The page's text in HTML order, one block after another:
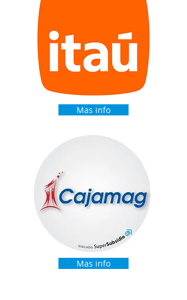
Mas info
Mas info